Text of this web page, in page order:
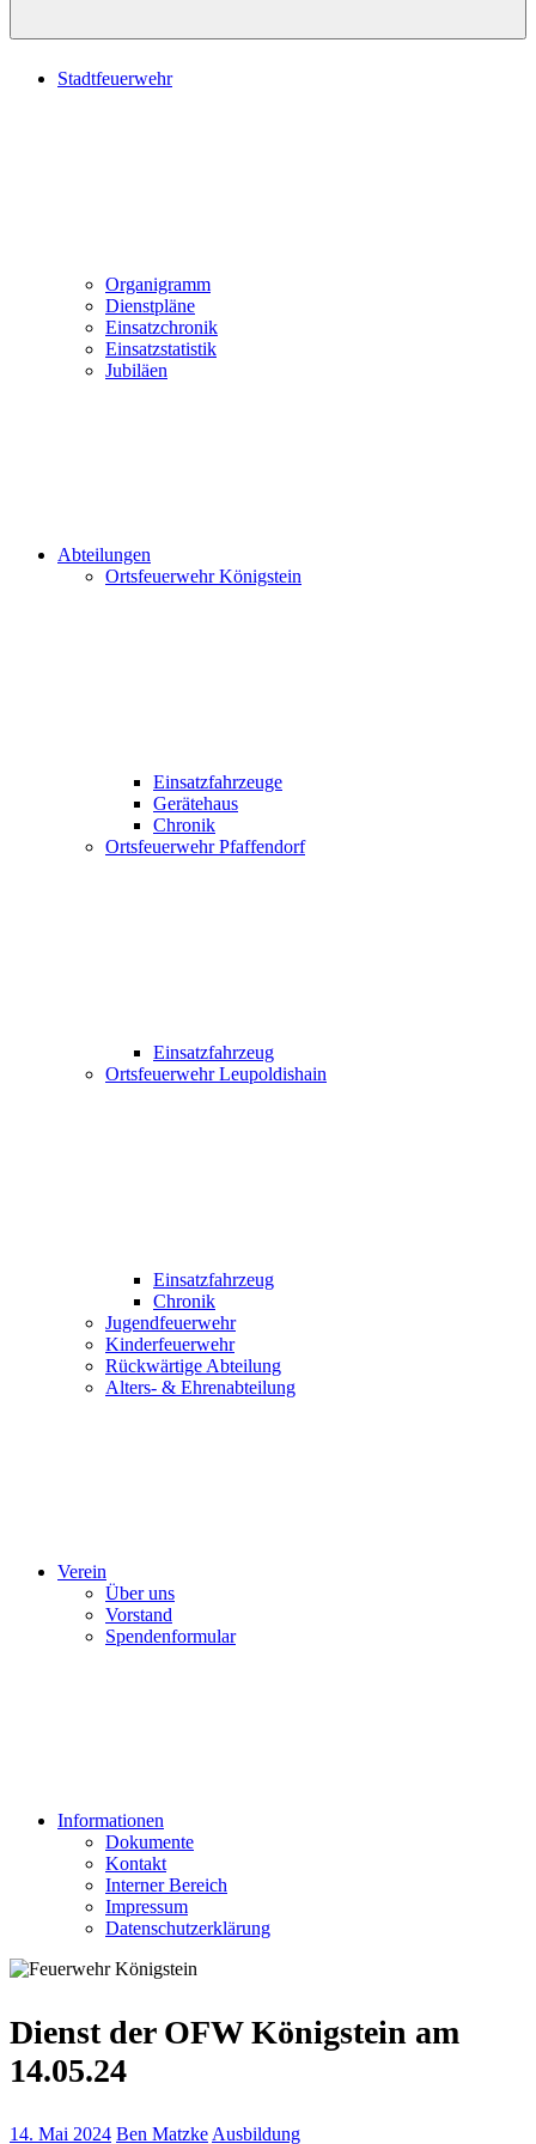
Stadtfeuerwehr
Organigramm
Dienstpläne
Einsatzchronik
Einsatzstatistik
Jubiläen
Abteilungen
Ortsfeuerwehr Königstein
Einsatzfahrzeuge
Gerätehaus
Chronik
Ortsfeuerwehr Pfaffendorf
Einsatzfahrzeug
Ortsfeuerwehr Leupoldishain
Einsatzfahrzeug
Chronik
Jugendfeuerwehr
Kinderfeuerwehr
Rückwärtige Abteilung
Alters- & Ehrenabteilung
Verein
Über uns
Vorstand
Spendenformular
Informationen
Dokumente
Kontakt
Interner Bereich
Impressum
Datenschutzerklärung
Dienst der OFW Königstein am
14.05.24
14. Mai 2024 Ben Matzke Ausbildung